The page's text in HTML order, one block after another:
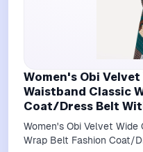
Women's Obi
Waistband Classic
Coat/Dress Belt
Women's Obi Velvet
Wrap Belt Fashion Coat/